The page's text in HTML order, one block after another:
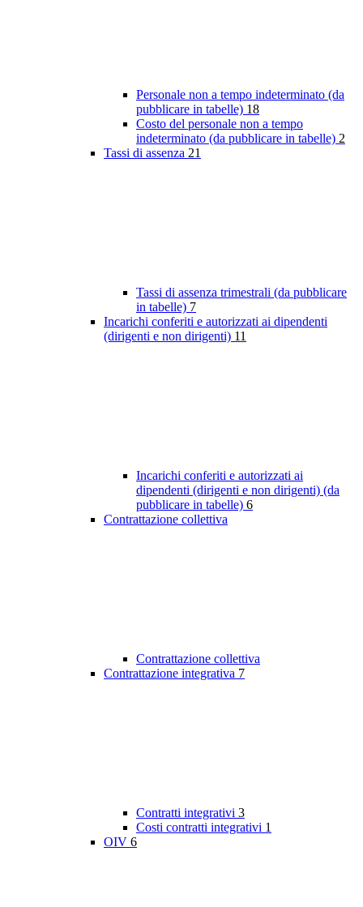
Personale non a tempo indeterminato (da
pubblicare in tabelle) 18
Costo del personale non a tempo
indeterminato (da pubblicare in tabelle) 2
Tassi di assenza 21
Tassi di assenza trimestrali (da pubblicare
in tabelle) 7
Incarichi conferiti e autorizzati ai dipendenti
(dirigenti e non dirigenti) 11
Incarichi conferiti e autorizzati ai
dipendenti (dirigenti e non dirigenti) (da
pubblicare in tabelle) 6
Contrattazione collettiva
Contrattazione collettiva
Contrattazione integrativa 7
Contratti integrativi 3
Costi contratti integrativi 1
OIV 6